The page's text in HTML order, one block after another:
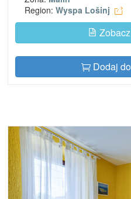
Region: Wyspa Lošinj
Dodaj